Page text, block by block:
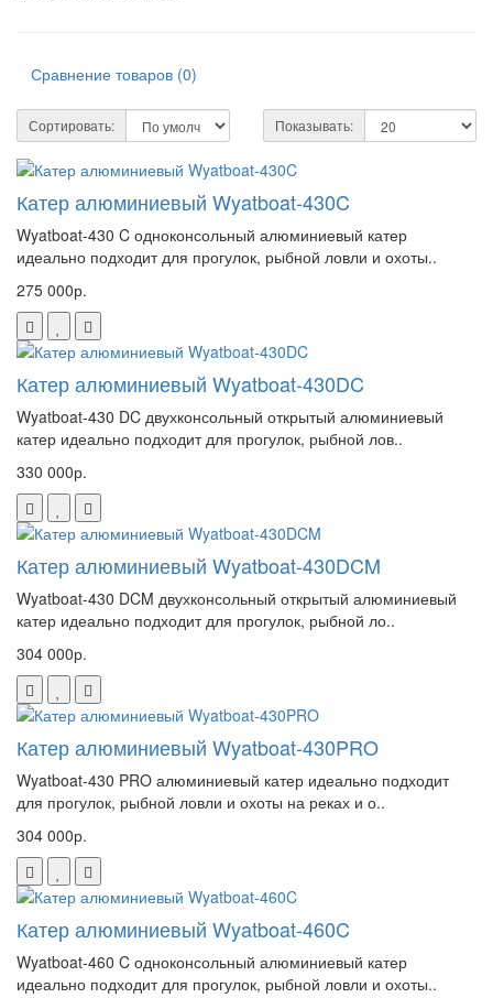
Сравнение товаров (0)
Сортировать: Показывать:
Катер алюминиевый Wyatboat-430C
Wyatboat-430 C одноконсольный алюминиевый катер
идеально подходит для прогулок, рыбной ловли и охоты..
275 000р.
Катер алюминиевый Wyatboat-430DC
Wyatboat-430 DC двухконсольный открытый алюминиевый
катер идеально подходит для прогулок, рыбной лов..
330 000р.
Катер алюминиевый Wyatboat-430DCM
Wyatboat-430 DCM двухконсольный открытый алюминиевый
катер идеально подходит для прогулок, рыбной ло..
304 000р.
Катер алюминиевый Wyatboat-430PRO
Wyatboat-430 PRO алюминиевый катер идеально подходит
для прогулок, рыбной ловли и охоты на реках и о..
304 000р.
Катер алюминиевый Wyatboat-460C
Wyatboat-460 C одноконсольный алюминиевый катер
идеально подходит для прогулок, рыбной ловли и охоты..